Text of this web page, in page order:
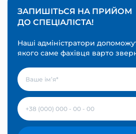
ЗАПИШІТЬСЯ НА ПРИЙОМ
ДО СПЕЦІАЛІСТА!
Наші адміністратори
якого саме фахівця варто